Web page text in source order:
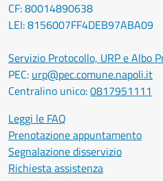
CF: 80014890638
LEI: 8156007FF4DEB97ABA09
Servizio Protocollo, URP e Albo
PEC: urp@pec.comune.napoli.it
Centralino unico:0817951111
Leggi le FAQ
Prenotazione appuntamento
Segnalazione disservizio
Richiesta assistenza